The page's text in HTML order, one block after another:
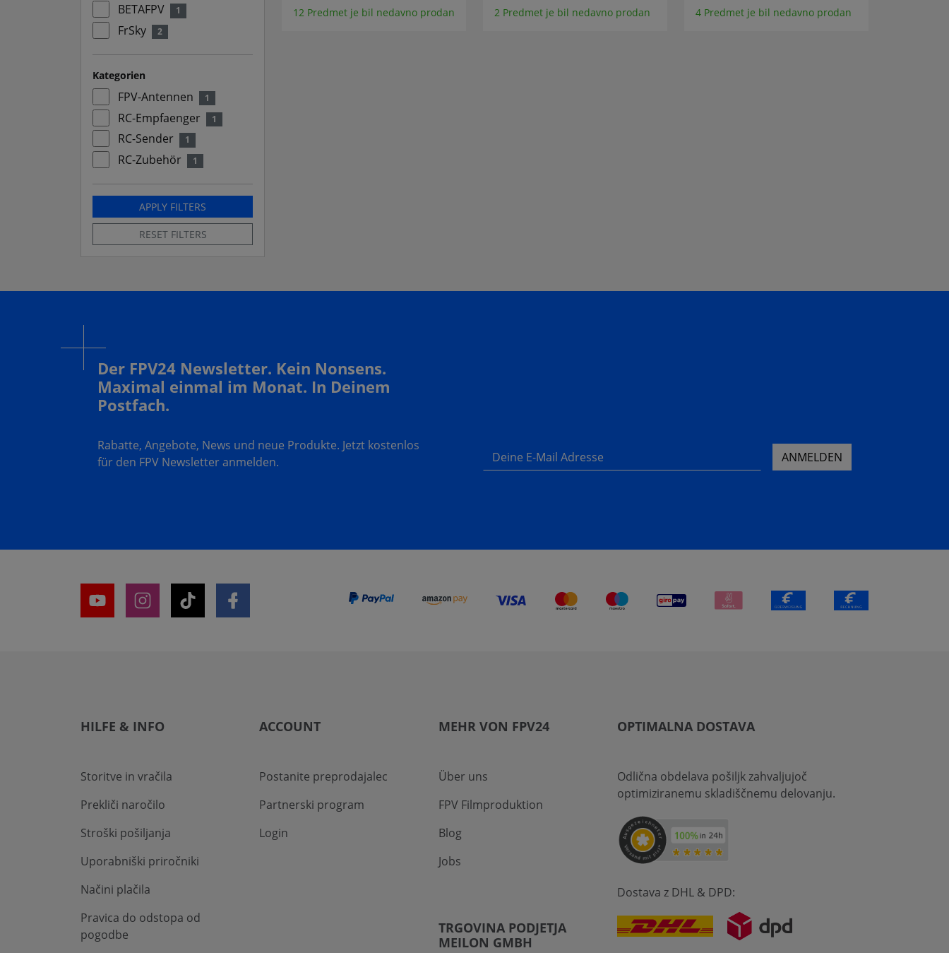
BETAFPV 1
FrSky 2
Kategorien
FPV-Antennen 1
RC-Empfaenger 1
RC-Sender 1
RC-Zubehör 1
APPLY FILTERS
RESET FILTERS
12 Predmet je bil nedavno prodan 2 Predmet je bil nedavno prodan 4 Predmet je bil nedavno prodan
Der FPV24 Newsletter. Kein Nonsens.
Maximal einmal im Monat. In Deinem
Postfach.
Rabatte, Angebote, News und neue Produkte. Jetzt kostenlos
für den FPV Newsletter anmelden.
Deine E-Mail Adresse ANMELDEN
HILFE & INFO
Storitve in vračila
Prekliči naročilo
Stroški pošiljanja
Uporabniški priročniki
Načini plačila
Pravica do odstopa od
pogodbe
ACCOUNT
Postanite preprodajalec
Partnerski program
Login
MEHR VON FPV24
Über uns
FPV Filmproduktion
Blog
Jobs
TRGOVINA PODJETJA
MEILON GMBH
OPTIMALNA DOSTAVA
Odlična obdelava pošiljk zahvaljujoč
optimiziranemu skladiščnemu delovanju.
Dostava z DHL & DPD: